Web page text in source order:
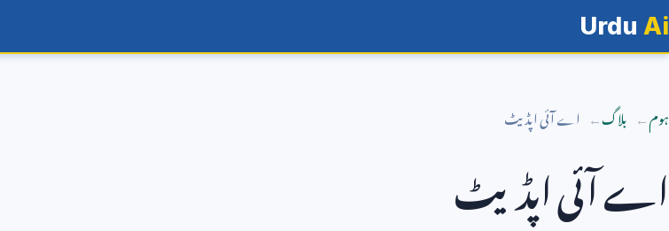
Urdu Ai
ہوم بلاگ اے آئی اپڈیٹ
اے آئی اپڈیٹ